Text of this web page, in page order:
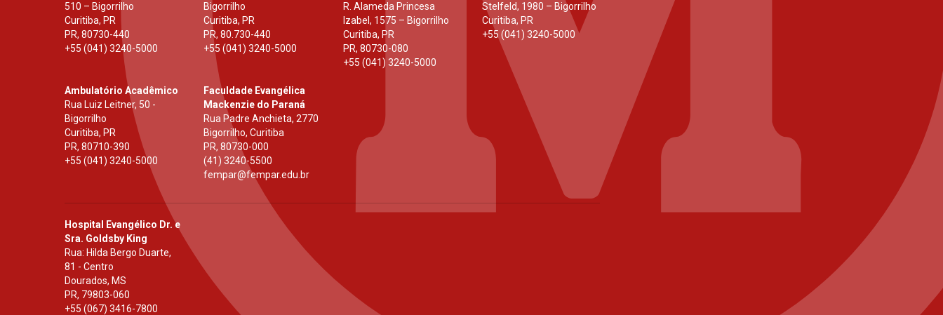
510 – Bigorrilho
Curitiba, PR
PR, 80730-440
+55 (041) 3240-5000
Bigorrilho
Curitiba, PR
PR,80.730-440
+55 (041) 3240-5000
R. Alameda Princesa
Izabel, 1575 – Bigorrilho
Curitiba, PR
PR, 80730-080
+55 (041) 3240-5000
Stelfeld, 1980 – Bigorrilho
Curitiba, PR
+55 (041) 3240-5000
Ambulatório Acadêmico
Rua Luiz Leitner, 50 -
Bigorrilho
Curitiba, PR
PR, 80710-390
+55 (041) 3240-5000
Faculdade Evangélica
Mackenzie do Paraná
Rua Padre Anchieta, 2770
Bigorrilho, Curitiba
PR,80730-000
(41) 3240-5500
fempar@fempar.edu.br
Hospital Evangélico Dr. e
Sra. Goldsby King
Rua: Hilda Bergo Duarte,
81 - Centro
Dourados, MS
PR, 79803-060
+55 (067) 3416-7800